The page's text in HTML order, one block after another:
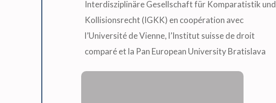
Interdisziplinäre Gesellschaft für Komparatistik und
Kollisionsrecht (IGKK) en coopération avec
l’Université de Vienne, l’Institut suisse de droit
comparé et la Pan European University Bratislava